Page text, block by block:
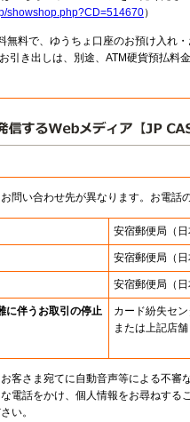
showshop.php?CD=514670）
無料で、ゆうちょ口座のお預け入れ
引き出しは、別途、ATM硬貨預払料
問い合わせ先が異なります。お電話
安宿郵便局 （
安宿郵便局 （
安宿郵便局 （
に伴うお取引の停止
カード紛失セ
または上記店舗
客さま宛てに自動音声等による不審
電話をかけ、個人情報をお尋ねする
い。